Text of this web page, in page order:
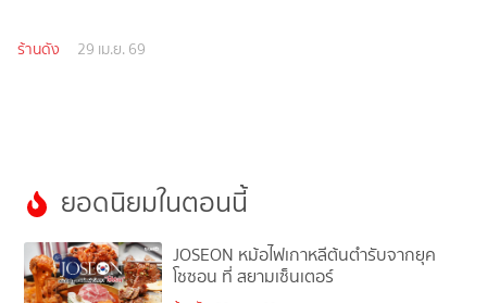
ร้านดัง 29 เม.ย. 69
ยอดนิยมในตอนนี้
JOSEON หม้อไฟเกาหลีต้นตำรับจากยุค
โชซอน ที่ สยามเซ็นเตอร์